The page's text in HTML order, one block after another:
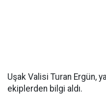
Uşak Valisi Turan Ergün,
ekiplerden bilgi aldı.